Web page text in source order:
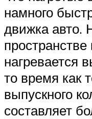
намного
движка авто.
пространстве
нагревается
то время как
выпускного
составляет